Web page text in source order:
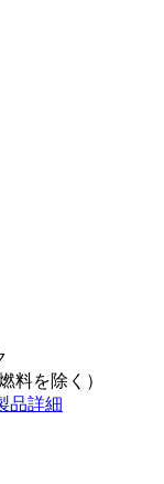
料を除く）
品詳細